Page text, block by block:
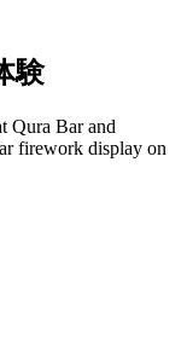
験
Qura Bar and
firework display on